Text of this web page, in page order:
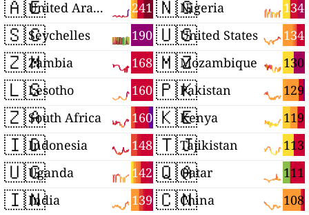
🇦🇪 241
United Arab Emirates
🇸🇨 190
Seychelles
🇿🇲 168
Zambia
🇱🇸 160
Lesotho
🇿🇦 160
South Africa
🇮🇩 148
Indonesia
🇺🇬 142
Uganda
🇮🇳 139
India
🇳🇬 134
Nigeria
🇺🇸 134
United States
🇲🇿 130
Mozambique
🇵🇰 129
Pakistan
🇰🇪 119
Kenya
🇹🇯 113
Tajikistan
🇶🇦 111
Qatar
🇨🇳 108
China